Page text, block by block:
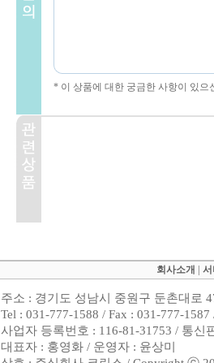
* 이 상품에 대한 궁금한 사항이 있
회사소개
주소 : 경기도 성남시 중원구 둔촌대로
Tel : 031-777-1588 / Fax : 031-777-
사업자 등록번호 : 116-81-31753 / 통신
대표자 : 홍영화 / 운영자 : 윤상미